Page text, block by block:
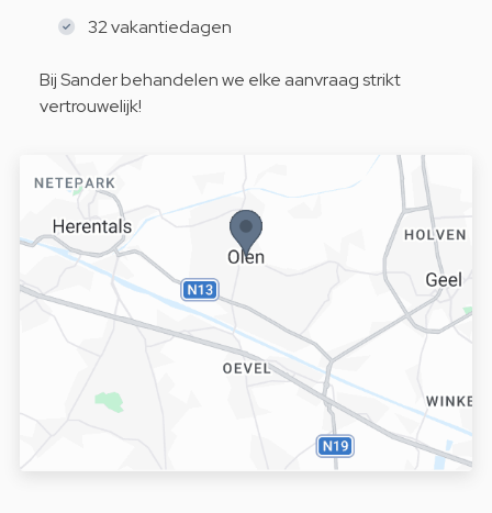
32 vakantiedagen
Bij Sander behandelen we elke aanvraag strikt
vertrouwelijk!